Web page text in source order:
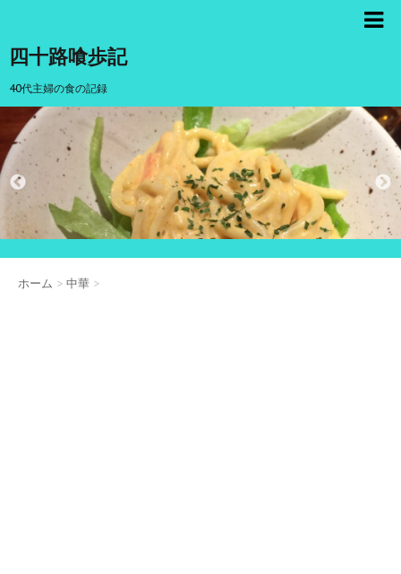
四十路喰歩記
40代主婦の食の記録
ホーム > 中華 >